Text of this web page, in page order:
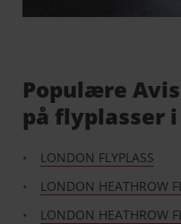
Populære
på flyplasser
LONDON FLYPLASS
LONDON HEATHROW
LONDON HEATHROW